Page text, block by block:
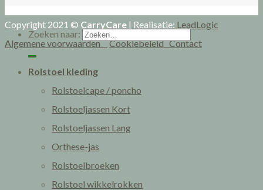
Copyright 2021 © CarryCare | Realisatie: LeadLogic
Algemene voorwaardenCookiebeleidContact
Zoeken naar:
Rolstoel kleding
Rolstoelcape / poncho
Rolstoeljassen Kort
Rolstoeljassen Lang
Orthese-jas
Rolstoelbroeken
Rolstoel wikkelrokken